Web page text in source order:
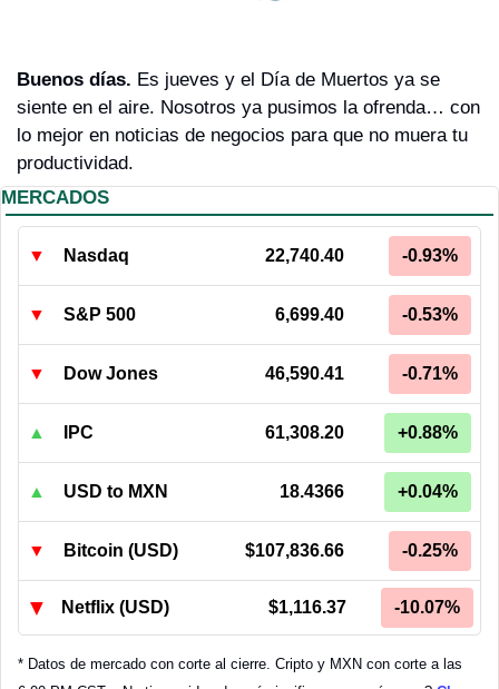
Buenos días. Es jueves y el Día de Muertos ya se
siente en el aire. Nosotros ya pusimos la ofrenda… con
lo mejor en noticias de negocios para que no muera tu
productividad.
MERCADOS
▼ Nasdaq 22,740.40 -0.93%
▼ S&P 500 6,699.40 -0.53%
▼ Dow Jones 46,590.41 -0.71%
▲ IPC 61,308.20 +0.88%
▲ USD to MXN 18.4366 +0.04%
▼ Bitcoin (USD) $107,836.66 -0.25%
▼ Netflix (USD) $1,116.37 -10.07%
* Datos de mercado con corte al cierre. Cripto y MXN con corte a las